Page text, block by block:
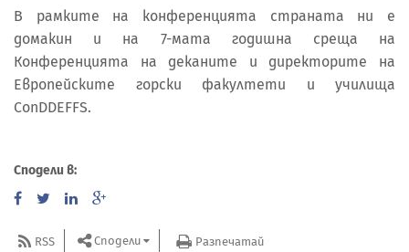
В рамките на конференцията страната ни е
домакин и на 7-мата годишна среща на
Конференцията на деканите и директорите на
Европейските горски факултети и училища
ConDDEFFS.
Сподели в:
RSS Сподели Разпечатай